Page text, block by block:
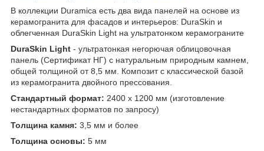
В коллекции Duramica есть два вида панелей на основе из
керамогранита для фасадов и интерьеров: DuraSkin и
облегченная DuraSkin Light на ультратонком керамограните
DuraSkin Light - ультратонкая негорючая облицовочная
панель (Сертификат НГ) с натуральным природным камнем,
общей толщиной от 8,5 мм. Композит с классической базой
из керамогранита двойного прессования.
Стандартный формат: 2400 x 1200 мм (изготовление
нестандартных форматов по запросу)
Толщина камня: 3,5 мм и более
Толщина основы: 5 мм